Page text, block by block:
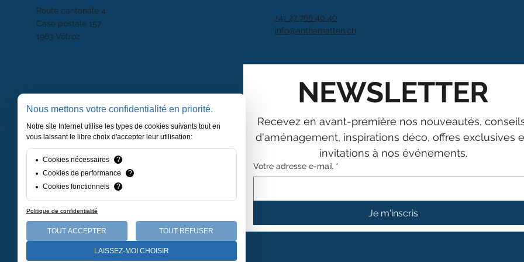
Route cantonale 4
Case postale 157
1963 Vétroz
+41 27 766 40 40
info@anthamatten.ch
NEWSLETTER
Recevez en avant-première nos nouveautés,
d'aménagement, inspirations déco, offres exclusives
invitations à nos événements.
Votre adresse e-mail *
Je m'inscris
Nous mettons votre confidentialité en priorité.
Notre site Internet utilise les types de cookies suivants tout en
vous laissant le libre choix d'accepter leur utilisation:
Cookies nécessaires
?
Cookies de performance
?
Cookies fonctionnels
?
Politique de confidentialité
TOUT ACCEPTER TOUT REFUSER
LAISSEZ-MOI CHOISIR